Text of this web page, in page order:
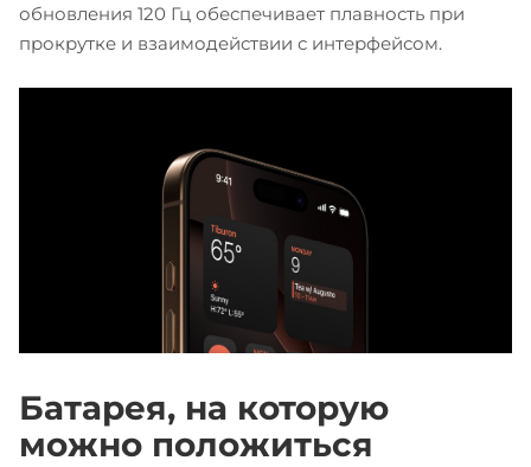
обновления 120 Гц обеспечивает плавность при
прокрутке и взаимодействии с интерфейсом.
Батарея, на которую
можно положиться